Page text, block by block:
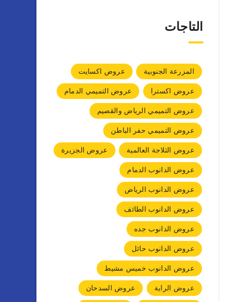
التاجات
المزرعة الجنوبية
عروض اكسايت
عروض اكسترا
عروض التميمي الدمام
عروض التميمي الرياض والقصيم
عروض التميمي حفر الباطن
عروض الثلاجة العالمية
عروض الجزيرة
عروض الدانوب الدمام
عروض الدانوب الرياض
عروض الدانوب الطائف
عروض الدانوب جده
عروض الدانوب حائل
عروض الدانوب خميس مشيط
عروض الراية
عروض السدحان